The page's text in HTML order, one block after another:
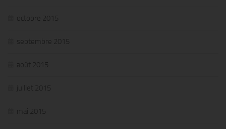
octobre 2015
septembre 2015
août 2015
juillet 2015
mai 2015